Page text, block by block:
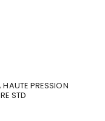
PRESSION
STD